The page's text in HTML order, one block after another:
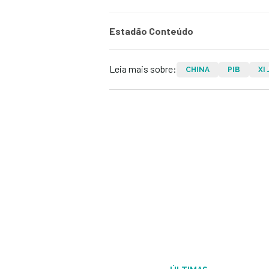
Estadão Conteúdo
Leia mais sobre: CHINA PIB XI